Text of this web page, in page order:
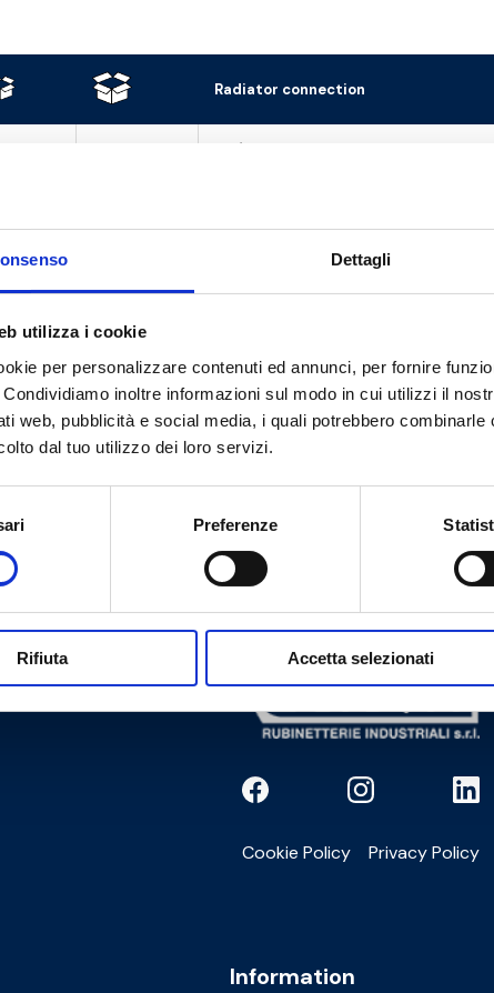
Dettagli
utilizza i cookie
per personalizzare contenuti ed annunci, per fornire
inoltre informazioni sul modo in cui utilizzi il
web, pubblicità e social media, i quali potrebbero
dal tuo utilizzo dei loro servizi.
Preferenze
Rifiuta Accetta selezionati
Radiator connection
G 3/8 M
15 G 1/2 M
Cookie Policy Privacy Policy
Information